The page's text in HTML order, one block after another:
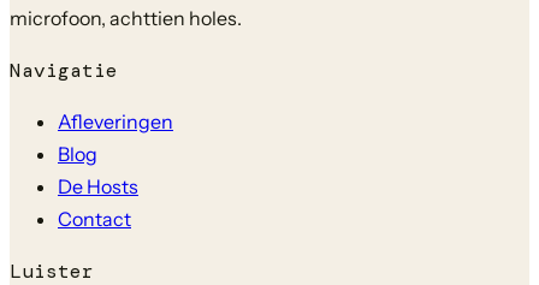
microfoon, achttien holes.
Navigatie
Afleveringen
Blog
De Hosts
Contact
Luister